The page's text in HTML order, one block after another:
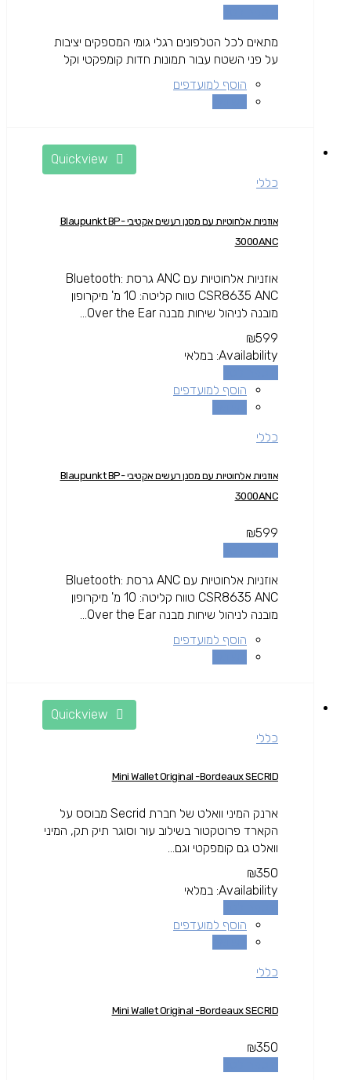
מתאים לכל הטלפונים רגלי גומי המספקים יציבות
על פני השטח עבור תמונות חדות קומפקטי וקל
הוסף למועדפים
כללי
אוזניות אלחוטיות עם מסנן רעשים אקטיבי Blaupunkt BP-
3000ANC
אוזניות אלחוטיות עם ANC גרסת Bluetooth:
CSR8635 ANC טווח קליטה: 10 מ' מיקרופון
מובנה לניהול שיחות מבנה Over the Ear...
₪599
Availability: במלאי
הוסף למועדפים
כללי
אוזניות אלחוטיות עם מסנן רעשים אקטיבי Blaupunkt BP-
3000ANC
₪599
אוזניות אלחוטיות עם ANC גרסת Bluetooth:
CSR8635 ANC טווח קליטה: 10 מ' מיקרופון
מובנה לניהול שיחות מבנה Over the Ear...
הוסף למועדפים
כללי
Mini Wallet Original -Bordeaux SECRID
ארנק המיני וואלט של חברת Secrid מבוסס על
הקארד פרוטקטור בשילוב עור וסוגר תיק תק, המיני
וואלט גם קומפקטי וגם...
₪350
Availability: במלאי
הוסף למועדפים
כללי
Mini Wallet Original -Bordeaux SECRID
₪350